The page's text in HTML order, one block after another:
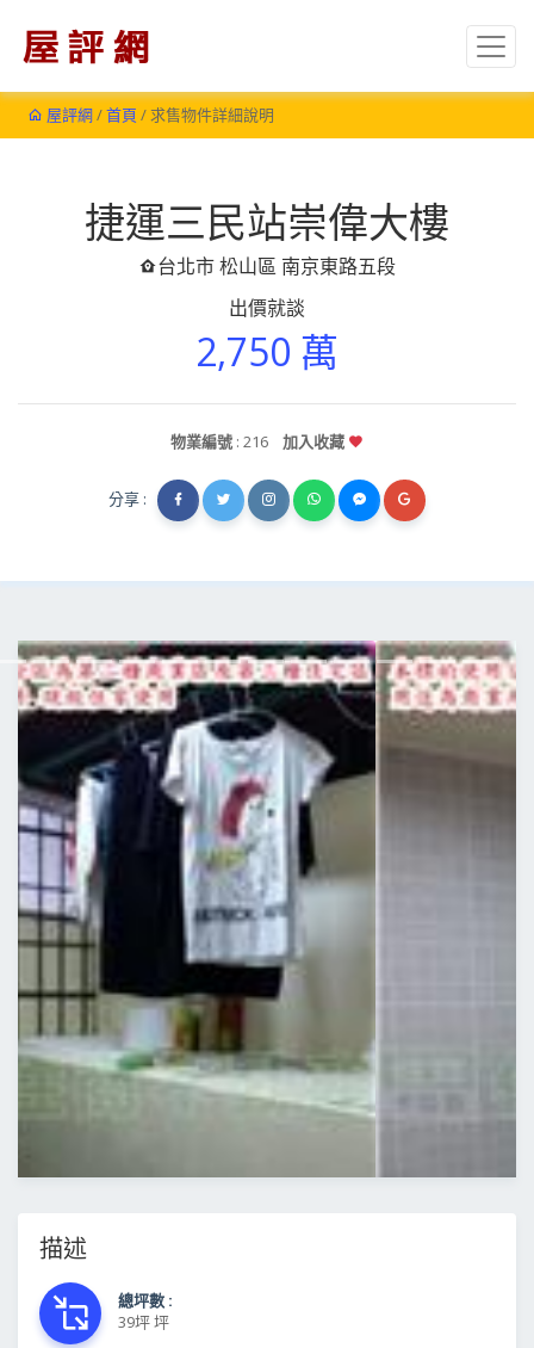
屋評網/首頁 / 求售物件詳細說明
捷運三民站崇偉大樓
台北市 松山區 南京東路五段
出價就談
2,750 萬
物業編號 : 216 加入收藏
分享 :
描述
總坪數 :
39坪 坪